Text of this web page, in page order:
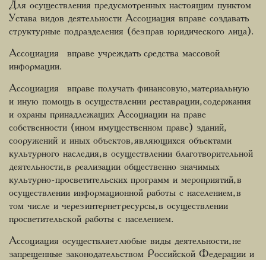
Для осуществления предусмотренных настоящим пунктом
Устава видов деятельности Ассоциация вправе создавать
структурные подразделения (без прав юридического лица).
Ассоциация вправе учреждать средства массовой
информации.
Ассоциация вправе получать финансовую, материальную
и иную помощь в осуществлении реставрации, содержания
и охраны принадлежащих Ассоциации на праве
собственности (ином имущественном праве) зданий,
сооружений и иных объектов, являющихся объектами
культурного наследия, в осуществлении благотворительной
деятельности, в реализации общественно значимых
культурно-просветительских программ и мероприятий, в
осуществлении информационной работы с населением, в
том числе и через интернет ресурсы, в осуществлении
просветительской работы с населением.
Ассоциация осуществляет любые виды деятельности, не
запрещенные законодательством Российской Федерации и